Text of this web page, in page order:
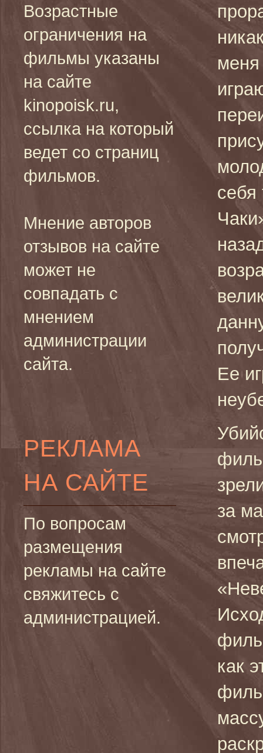
Возрастные
ограничения на
фильмы указаны
на сайте
kinopoisk.ru,
ссылка на который
ведет со страниц
фильмов.
Мнение авторов
отзывов на сайте
может не
совпадать с
мнением
администрации
сайта.
РЕКЛАМА
НА САЙТЕ
По вопросам
размещения
рекламы на сайте
свяжитесь с
администрацией.
Ее
за
как